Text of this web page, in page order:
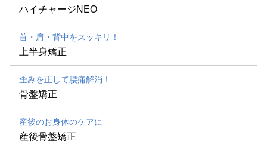
ハイチャージNEO
首・肩・背中をスッキリ！
上半身矯正
歪みを正して腰痛解消！
骨盤矯正
産後のお身体のケアに
産後骨盤矯正